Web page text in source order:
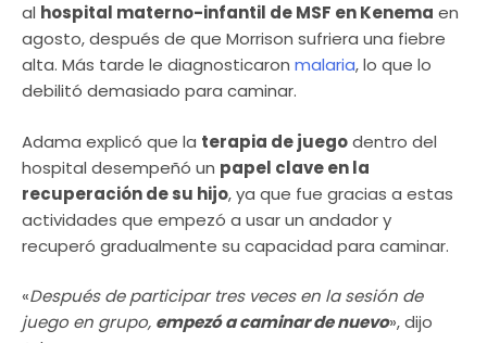
al hospital materno-infantil de MSF en Kenema en
agosto, después de que Morrison sufriera una fiebre
alta. Más tarde le diagnosticaron malaria, lo que lo
debilitó demasiado para caminar.
Adama explicó que la terapia de juegodentro del
hospital desempeñó un papel clave en la
recuperación de su hijo, ya que fue gracias a estas
actividades que empezó a usar un andador y
recuperó gradualmente su capacidad para caminar.
«Después de participar tres veces en la sesión de
juego en grupo, empezó a caminar de nuevo», dijo